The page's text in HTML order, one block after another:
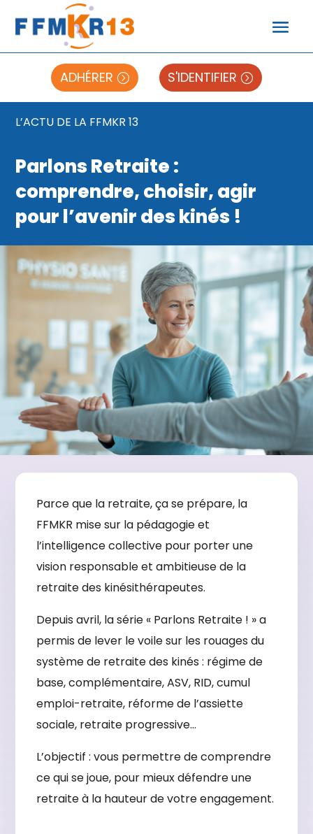
ADHÉRER S'IDENTIFIER
L’ACTU DE LA FFMKR 13
Parlons Retraite :
comprendre, choisir, agir
pour l’avenir des kinés !
Parce que la retraite, ça se prépare, la
FFMKR mise sur la pédagogie et
l’intelligence collective pour porter une
vision responsable et ambitieuse de la
retraite des kinésithérapeutes.
Depuis avril, la série « Parlons Retraite ! » a
permis de lever le voile sur les rouages du
système de retraite des kinés : régime de
base, complémentaire, ASV, RID, cumul
emploi-retraite, réforme de l’assiette
sociale, retraite progressive…
L’objectif : vous permettre de comprendre
ce qui se joue, pour mieux défendre une
retraite à la hauteur de votre engagement.